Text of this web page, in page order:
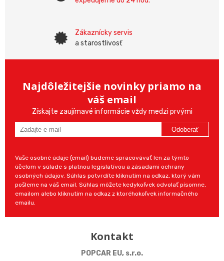
Zákaznícky servis
a starostlivosť
Najdôležitejšie novinky priamo na
váš email
Získajte zaujímavé informácie vždy medzi prvými
Odoberať
Vaše osobné údaje (email) budeme spracovávať len za týmto
účelom v súlade s platnou legislatívou a zásadami ochrany
osobných údajov. Súhlas potvrdíte kliknutím na odkaz, ktorý vám
pošleme na váš email. Súhlas môžete kedykoľvek odvolať písomne,
emailom alebo kliknutím na odkaz z ktoréhokoľvek informačného
emailu.
Kontakt
POPCAR EU, s.r.o.